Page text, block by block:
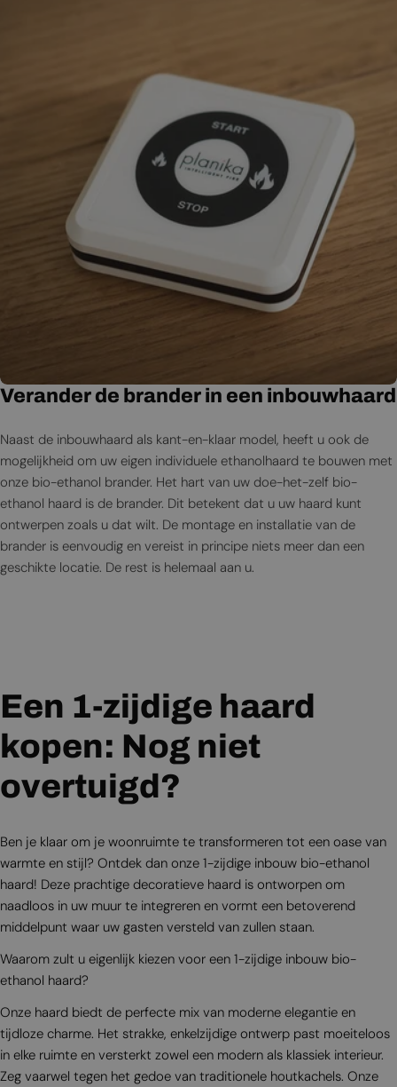
Verander de brander in een inbouwhaard
Naast de inbouwhaard als kant-en-klaar model, heeft u ook de
mogelijkheid om uw eigen individuele ethanolhaard te bouwen met
onze bio-ethanol brander. Het hart van uw doe-het-zelf bio-
ethanol haard is de brander. Dit betekent dat u uw haard kunt
ontwerpen zoals u dat wilt. De montage en installatie van de
brander is eenvoudig en vereist in principe niets meer dan een
geschikte locatie. De rest is helemaal aan u.
Een 1-zijdige haard
kopen: Nog niet
overtuigd?
Ben je klaar om je woonruimte te transformeren tot een oase van
warmte en stijl? Ontdek dan onze 1-zijdige inbouw bio-ethanol
haard! Deze prachtige decoratieve haard is ontworpen om
naadloos in uw muur te integreren en vormt een betoverend
middelpunt waar uw gasten versteld van zullen staan.
Waarom zult u eigenlijk kiezen voor een 1-zijdige inbouw bio-
ethanol haard?
Onze haard biedt de perfecte mix van moderne elegantie en
tijdloze charme. Het strakke, enkelzijdige ontwerp past moeiteloos
in elke ruimte en versterkt zowel een modern als klassiek interieur.
Zeg vaarwel tegen het gedoe van traditionele houtkachels. Onze